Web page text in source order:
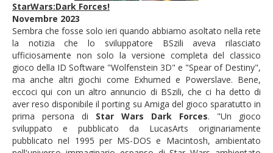
StarWars:Dark Forces!
Novembre 2023
Sembra che fosse solo ieri quando abbiamo asoltato nella rete
la notizia che lo sviluppatore BSzili aveva rilasciato
ufficiosamente non solo la versione completa del classico
gioco della ID Software "Wolfenstein 3D" e "Spear of Destiny",
ma anche altri giochi come Exhumed e Powerslave. Bene,
eccoci qui con un altro annuncio di BSzili, che ci ha detto di
aver reso disponibile il porting su Amiga del gioco sparatutto in
prima persona di Star Wars Dark Forces. "Un gioco
sviluppato e pubblicato da LucasArts originariamente
pubblicato nel 1995 per MS-DOS e Macintosh, ambientato